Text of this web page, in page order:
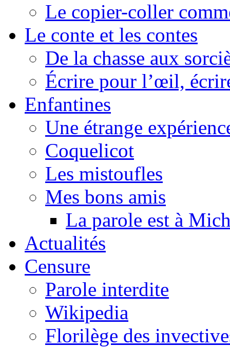
Le copier-coller
Le conte et les contes
De la chasse aux
Écrire pour l’œil,
Enfantines
Une étrange
Coquelicot
Les mistoufles
Mes bons amis
La parole est à
Actualités
Censure
Parole interdite
Wikipedia
Florilège des